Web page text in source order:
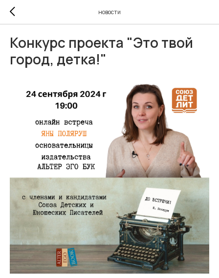
новости
Конкурс проекта "Это твой
город, детка!"